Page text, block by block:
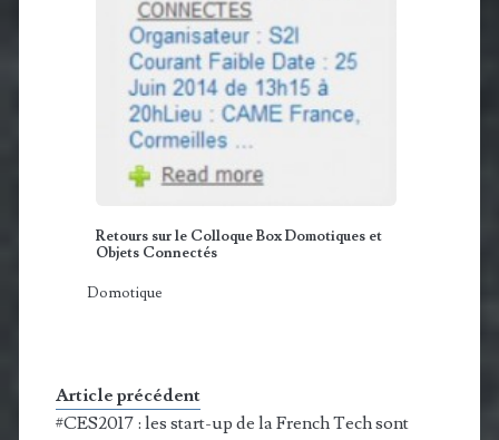
Retours sur le Colloque Box Domotiques et
Objets Connectés
Domotique
Article précédent
#CES2017 : les start-up de la French Tech sont